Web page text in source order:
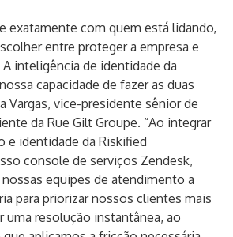
exatamente com quem está lidando,
entre proteger a empresa e
inteligência de identidade da
capacidade de fazer as duas
Vargas, vice-presidente sênior de
da Rue Gilt Groupe. “Ao integrar
e identidade da Riskified
console de serviços Zendesk,
equipes de atendimento a
para priorizar nossos clientes mais
uma resolução instantânea, ao